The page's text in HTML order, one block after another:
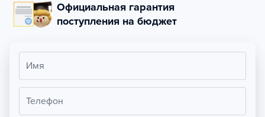
Официальная гарантия
поступления на бюджет
Имя
Телефон